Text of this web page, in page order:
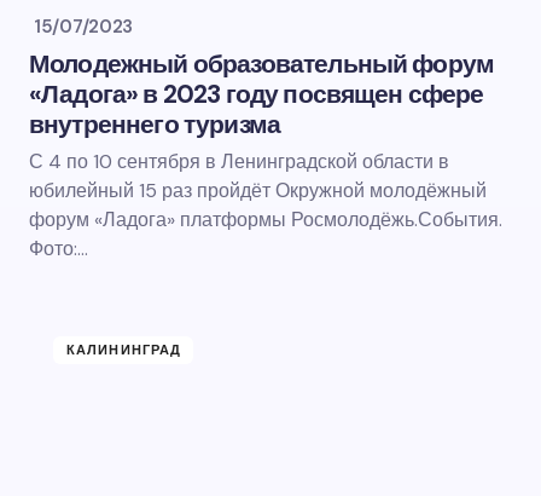
15/07/2023
Молодежный образовательный форум
«Ладога» в 2023 году посвящен сфере
внутреннего туризма
С 4 по 10 сентября в Ленинградской области в
юбилейный 15 раз пройдёт Окружной молодёжный
форум «Ладога» платформы Росмолодёжь.События.
Фото:…
КАЛИНИНГРАД